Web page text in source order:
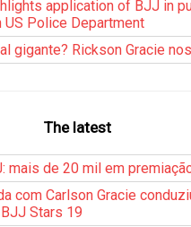
application of BJJ in
US Police Department
gigante? Rickson Gracie
The latest
mais de 20 mil em
com Carlson Gracie
Stars 19